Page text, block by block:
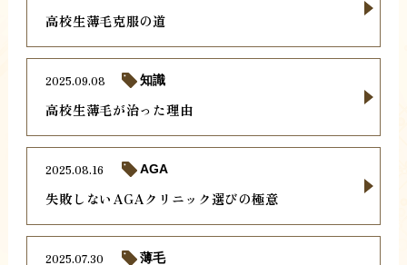
高校生薄毛克服の道
高校生薄毛が治った理由
2025.09.08 知識
失敗しないAGAクリニック選びの極意
2025.08.16 AGA
2025.07.30 薄毛